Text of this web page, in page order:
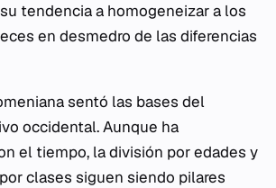
tendencia a homogeneizar a los
en desmedro de las diferencias
sentó las bases del
occidental. Aunque ha
el tiempo, la división por edades y
clases siguen siendo pilares